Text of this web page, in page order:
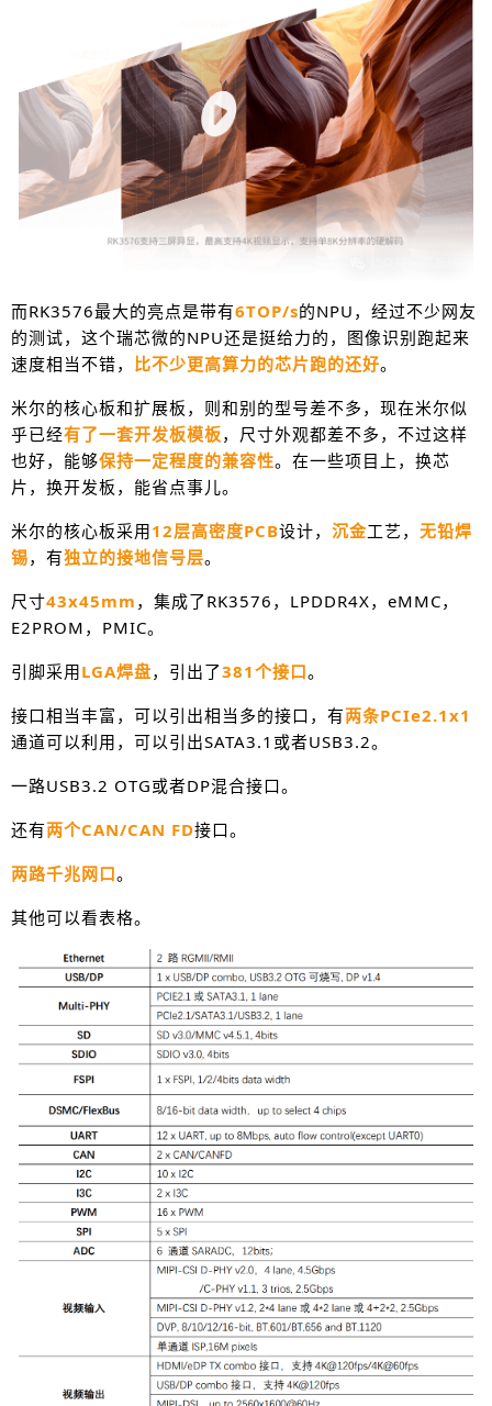
而RK3576最大的亮点是带有6TOP/s的NPU ，经过不少网友
的测试，这个瑞芯微的NPU还是挺给力的，图像识别跑起来
速度相当不错， 比不少更高算力的芯片跑的还好。
米尔的核心板和扩展板，则和别的型号差不多，现在米尔似
乎已经有了一套开发板模板，尺寸外观都差不多，不过这样
也好，能够保持一定程度的兼容性。在一些项目上，换芯
片，换开发板，能省点事儿。
米尔的核心板采用12层高密度PCB设计， 沉金工艺， 无铅焊
锡，有独立的接地信号层。
尺寸43x45mm ，集成了RK3576，LPDDR4X，eMMC，
E2PROM ，PMIC。
引脚采用LGA焊盘，引出了381个接口。
接口相当丰富，可以引出相当多的接口，有两条PCIe2.1x1
通道可以利用，可以引出SATA3.1或者USB3.2。
一路USB3.2 OTG或者DP混合接口。
还有两个CAN/CAN FD接口。
两路千兆网口。
其他可以看表格。